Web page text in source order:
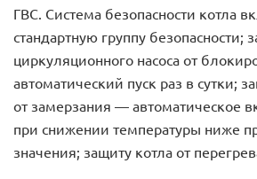
ГВС. Система безопасности котла
стандартную группу безопасности;
циркуляционного насоса от
автоматический пуск раз в сутки;
от замерзания — автоматическое
при снижении температуры ниже
значения; защиту котла от